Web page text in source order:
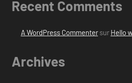
Recent Comments
A WordPress Commentersur Hello
Archives